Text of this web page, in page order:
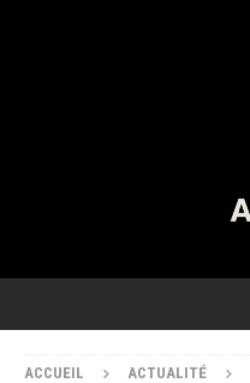
ACCUEIL ACTUALITÉ